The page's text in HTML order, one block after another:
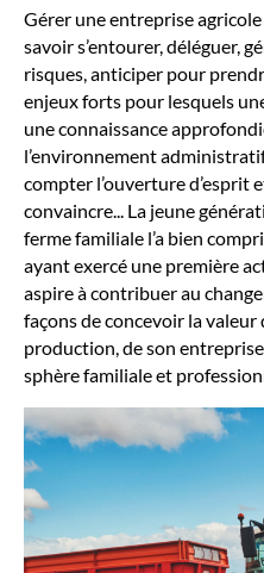
Gérer une entreprise
savoir s’entourer, déléguer,
risques, anticiper pour
enjeux forts pour lesquels
une connaissance
l’environnement
compter l’ouverture d’esprit
convaincre... La jeune
ferme familiale l’a bien
ayant exercé une première
aspire à contribuer au
façons de concevoir la valeur
production, de son
sphère familiale et